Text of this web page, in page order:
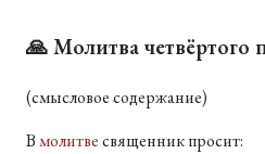
🙏 Молитва четвёртого
(смысловое содержание)
Вмолитвесвященник просит: